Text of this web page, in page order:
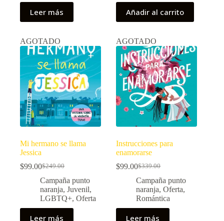
Leer más Añadir al carrito
AGOTADO
Mi hermano se llama
Jessica
$249.00
El
precio
original
era:
$249.00.
$99.00El
precio
actual
es:
$99.00.
Campaña punto
naranja, Juvenil,
LGBTQ+, Oferta
Leer más
AGOTADO
Instrucciones para
enamorarse
$339.00
El
precio
original
era:
$339.00.
$99.00El
precio
actual
es:
$99.00.
Campaña punto
naranja,Oferta,
Romántica
Leer más